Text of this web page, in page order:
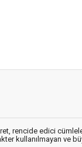
rencide edici
kullanılmayan ve